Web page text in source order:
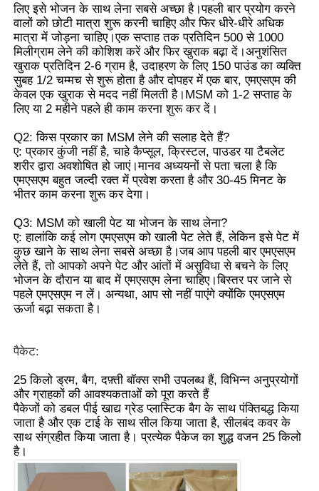
शुद्ध एमएसएम क्रिस्टल
लिए इसे भोजन के साथ लेना सबसे अच्छा है।पहली बार प्रयोग करने
वालों को छोटी मात्रा शुरू करनी चाहिए और फिर धीरे-धीरे अधिक
मात्रा में जोड़ना चाहिए।एक सप्ताह तक प्रतिदिन 500 से 1000
मिलीग्राम लेने की कोशिश करें और फिर खुराक बढ़ा दें।अनुशंसित
खुराक प्रतिदिन 2-6 ग्राम है, उदाहरण के लिए 150 पाउंड का व्यक्ति
सुबह 1/2 चम्मच से शुरू होता है और दोपहर में एक बार, एमएसएम की
केवल एक खुराक से मदद नहीं मिलती है।MSM को 1-2 सप्ताह के
लिए या 2 महीने पहले ही काम करना शुरू कर दें।
Q2: किस प्रकार का MSM लेने की सलाह देते हैं?
ए: प्रकार कुंजी नहीं है, चाहे कैप्सूल, क्रिस्टल, पाउडर या टैबलेट
शरीर द्वारा अवशोषित हो जाएं।मानव अध्ययनों से पता चला है कि
एमएसएम बहुत जल्दी रक्त में प्रवेश करता है और 30-45 मिनट के
भीतर काम करना शुरू कर देगा।
Q3: MSM को खाली पेट या भोजन के साथ लेना?
ए: हालांकि कई लोग एमएसएम को खाली पेट लेते हैं, लेकिन इसे पेट में
कुछ खाने के साथ लेना सबसे अच्छा है।जब आप पहली बार एमएसएम
लेते हैं, तो आपको अपने पेट और आंतों में असुविधा से बचने के लिए
भोजन के दौरान या बाद में एमएसएम लेना चाहिए।बिस्तर पर जाने से
पहले एमएसएम न लें। अन्यथा, आप सो नहीं पाएंगे क्योंकि एमएसएम
ऊर्जा बढ़ा सकता है।
पैकेट:
25 किलो ड्रम, बैग, दफ़्ती बॉक्स सभी उपलब्ध हैं, विभिन्न अनुप्रयोगों
और ग्राहकों की आवश्यकताओं को पूरा करते हैं
पैकेजों को डबल पीई खाद्य ग्रेड प्लास्टिक बैग के साथ पंक्तिबद्ध किया
जाता है और एक टाई के साथ सील किया जाता है, सीलबंद कवर के
साथ संग्रहीत किया जाता है। प्रत्येक पैकेज का शुद्ध वजन 25 किलो
है।